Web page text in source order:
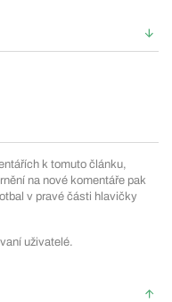
k tomuto článku,
na nové komentáře pak
v pravé části hlavičky
uživatelé.